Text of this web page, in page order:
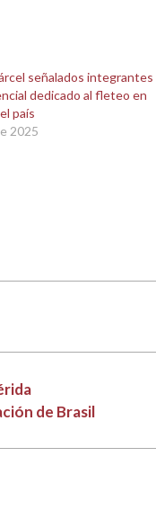
señalados integrantes
dedicado al fleteo en
país
2025
de Brasil